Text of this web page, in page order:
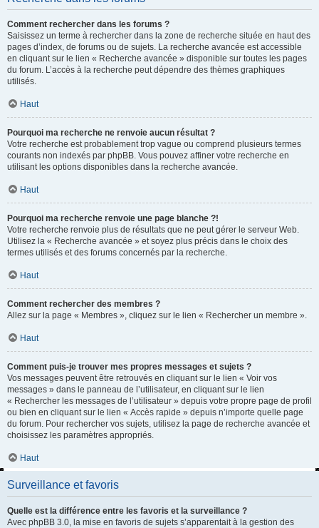
Comment rechercher dans les forums ?
Saisissez un terme à rechercher dans la zone de recherche située en haut des
pages d’index, de forums ou de sujets. La recherche avancée est accessible
en cliquant sur le lien « Recherche avancée » disponible sur toutes les pages
du forum. L’accès à la recherche peut dépendre des thèmes graphiques
utilisés.
Haut
Pourquoi ma recherche ne renvoie aucun résultat ?
Votre recherche est probablement trop vague ou comprend plusieurs termes
courants non indexés par phpBB. Vous pouvez affiner votre recherche en
utilisant les options disponibles dans la recherche avancée.
Haut
Pourquoi ma recherche renvoie une page blanche ?!
Votre recherche renvoie plus de résultats que ne peut gérer le serveur Web.
Utilisez la « Recherche avancée » et soyez plus précis dans le choix des
termes utilisés et des forums concernés par la recherche.
Haut
Comment rechercher des membres ?
Allez sur la page « Membres », cliquez sur le lien « Rechercher un membre ».
Haut
Comment puis-je trouver mes propres messages et sujets ?
Vos messages peuvent être retrouvés en cliquant sur le lien « Voir vos
messages » dans le panneau de l’utilisateur, en cliquant sur le lien
« Rechercher les messages de l’utilisateur » depuis votre propre page de profil
ou bien en cliquant sur le lien « Accès rapide » depuis n’importe quelle page
du forum. Pour rechercher vos sujets, utilisez la page de recherche avancée et
choisissez les paramètres appropriés.
Haut
Surveillance et favoris
Quelle est la différence entre les favoris et la surveillance ?
Avec phpBB 3.0, la mise en favoris de sujets s’apparentait à la gestion des